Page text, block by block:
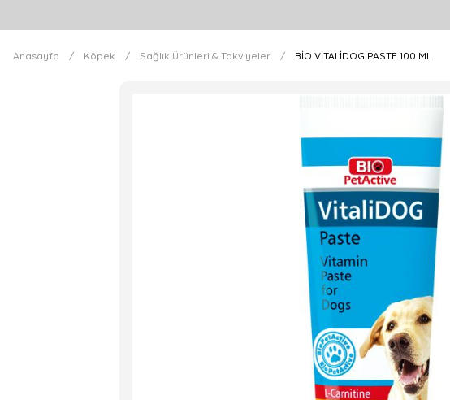
Anasayfa Köpek Sağlık Ürünleri & Takviyeler BİO VİTALİDOG PASTE 100 ML